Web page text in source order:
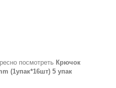
посмотреть Крючок
(1упак*16шт) 5 упак